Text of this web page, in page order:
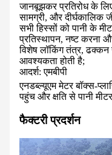
जानबूझकर प्रतिरोध के लिए
सामग्री, और दीर्घकालिक
सभी हिस्सों को पानी के
प्रतिस्थापन, नष्ट करना
विशेष लॉकिंग तंत्र, ढक्कन
आवश्यकता होती है;
आदर्श: एमबीपी
एनडब्ल्यूएम मेटर बॉक्स-
पहुंच और क्षति से पानी
फैक्टरी प्रदर्शन